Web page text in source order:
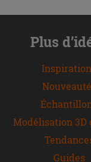
Plus
Modélisation 3D
Guides